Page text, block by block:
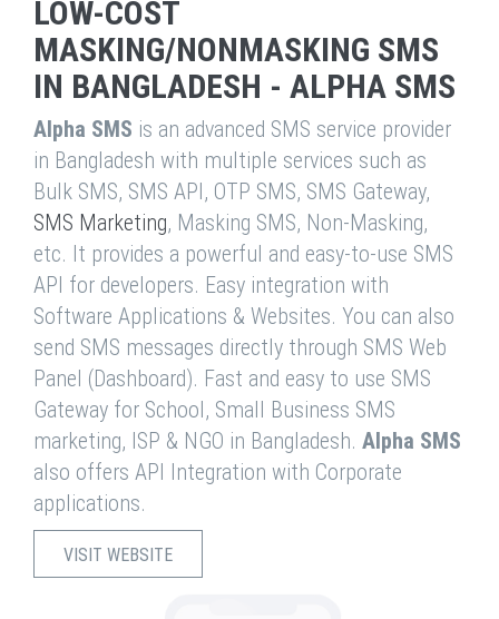
LOW-COST
MASKING/NONMASKING SMS
IN BANGLADESH - ALPHA SMS
Alpha SMS is an advanced SMS service provider
in Bangladesh with multiple services such as
Bulk SMS, SMS API, OTP SMS, SMS Gateway,
SMS Marketing, Masking SMS, Non-Masking,
etc. It provides a powerful and easy-to-use SMS
API for developers. Easy integration with
Software Applications & Websites. You can also
send SMS messages directly through SMS Web
Panel (Dashboard). Fast and easy to use SMS
Gateway for School, Small Business SMS
marketing, ISP & NGO in Bangladesh. Alpha SMS
also offers API Integration with Corporate
applications.
VISIT WEBSITE